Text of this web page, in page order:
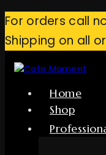
Skip
content
For orders call
Shipping on all
Home
Shop